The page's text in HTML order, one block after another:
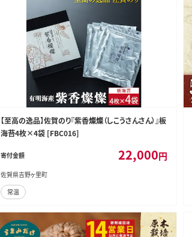
【至高の逸品】佐賀のり『紫香燦燦（しこうさんさん）』板
海苔4枚×4袋 [FBC016]
寄付金額 22,000円
佐賀県吉野ヶ里町
常温